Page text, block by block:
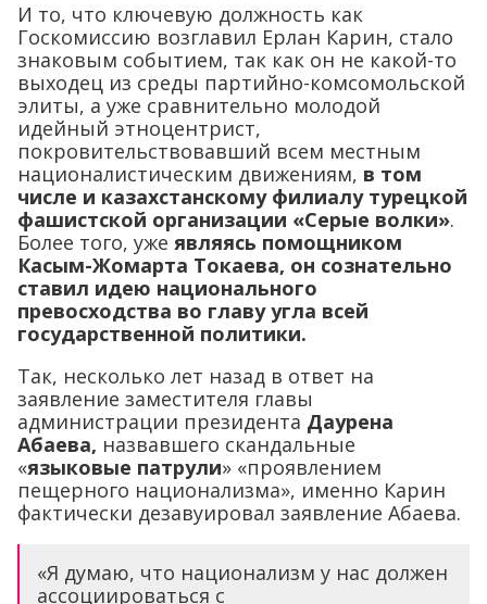
И то, что ключевую должность как
Госкомиссию возглавил Ерлан Карин, стало
знаковым событием, так как он не какой-то
выходец из среды партийно-комсомольской
элиты, а уже сравнительно молодой
идейный этноцентрист,
покровительствовавший всем местным
националистическим движениям, в том
числе и казахстанскому филиалу турецкой
фашистской организации «Серые волки».
Более того, уже являясь помощником
Касым-Жомарта Токаева, он сознательно
ставил идею национального
превосходства во главу угла всей
государственной политики.
Так, несколько лет назад в ответ на
заявление заместителя главы
администрации президента Даурена
Абаева, назвавшего скандальные
«языковые патрули» «проявлением
пещерного национализма», именно Карин
фактически дезавуировал заявление Абаева.
«Я думаю, что национализм у нас должен
ассоциироваться с